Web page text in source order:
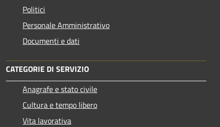
Politici
Personale Amministrativo
Documenti e dati
CATEGORIE DI SERVIZIO
Anagrafe e stato civile
Cultura e tempo libero
Vita lavorativa